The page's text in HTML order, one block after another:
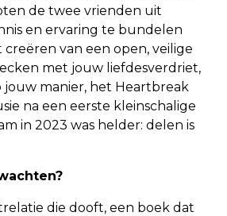
de twee vrienden uit
en ervaring te bundelen
creëren van een open, veilige
met jouw liefdesverdriet,
jouw manier, het Heartbreak
na een eerste kleinschalige
in 2023 was helder: delen is
die dooft, een boek dat